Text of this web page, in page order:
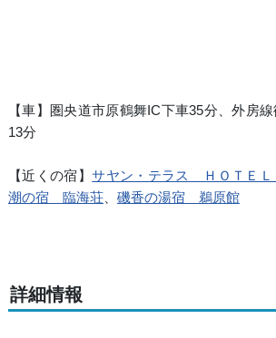
【車】圏央道市原鶴舞IC下車35分、外房
13分
【近くの宿】サヤン・テラス ＨＯＴＥＬ
潮の宿 臨海荘、 磯香の湯宿 鵜原館
詳細情報